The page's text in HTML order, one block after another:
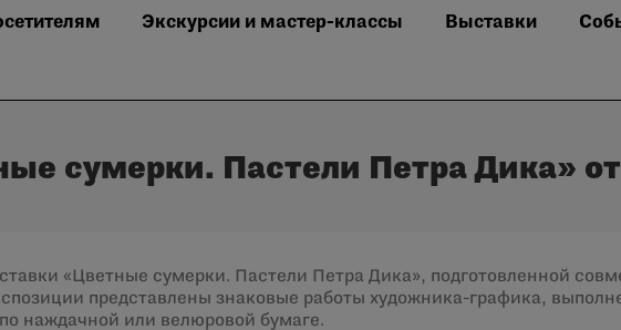
Экскурсии и мастер-классы Выставки
сумерки. Пастели Петра Дика»
«Цветные сумерки. Пастели Петра Дика», подготовленной
представлены знаковые работы художника-графика,
наждачной или велюровой бумаге.